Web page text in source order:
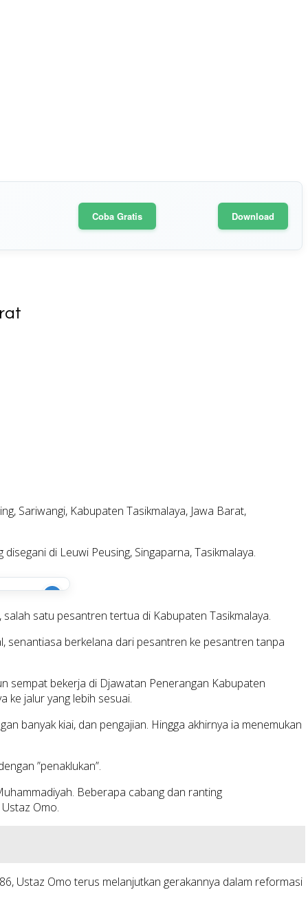
Coba Gratis Download
Sariwangi, Kabupaten Tasikmalaya, Jawa Barat,
di Leuwi Peusing, Singaparna, Tasikmalaya.
i
satu pesantren tertua di Kabupaten Tasikmalaya.
senantiasa berkelana dari pesantren ke pesantren tanpa
sempat bekerja di Djawatan Penerangan Kabupaten
ke jalur yang lebih sesuai.
banyak kiai, dan pengajian. Hingga akhirnya ia menemukan
”penaklukan”.
Beberapa cabang dan ranting
Omo.
Ustaz Omo terus melanjutkan gerakannya dalam reformasi